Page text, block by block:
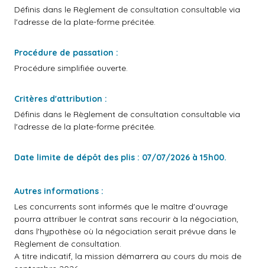
Définis dans le Règlement de consultation consultable via
l'adresse de la plate-forme précitée.
Procédure de passation :
Procédure simplifiée ouverte.
Critères d'attribution :
Définis dans le Règlement de consultation consultable via
l'adresse de la plate-forme précitée.
Date limite de dépôt des plis : 07/07/2026 à 15h00.
Autres informations :
Les concurrents sont informés que le maître d'ouvrage
pourra attribuer le contrat sans recourir à la négociation,
dans l'hypothèse où la négociation serait prévue dans le
Règlement de consultation.
A titre indicatif, la mission démarrera au cours du mois de